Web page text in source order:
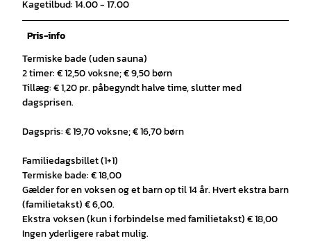
Kagetilbud: 14.00 - 17.00
Pris-info
Termiske bade (uden sauna)
2 timer: € 12,50 voksne; € 9,50 børn
Tillæg: € 1,20 pr. påbegyndt halve time, slutter med
dagsprisen.
Dagspris: € 19,70 voksne; € 16,70 børn
Familiedagsbillet (1+1)
Termiske bade: € 18,00
Gælder for en voksen og et barn op til 14 år. Hvert ekstra barn
(familietakst) € 6,00.
Ekstra voksen (kun i forbindelse med familietakst) € 18,00
Ingen yderligere rabat mulig.